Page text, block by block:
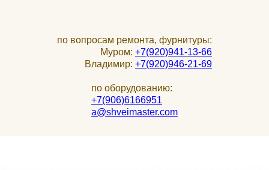
по вопросам ремонта, фурнитуры:
Муром: +7(920)941-13-66
Владимир: +7(920)946-21-69
по оборудованию:
+7(906)6166951
a@shveimaster.com